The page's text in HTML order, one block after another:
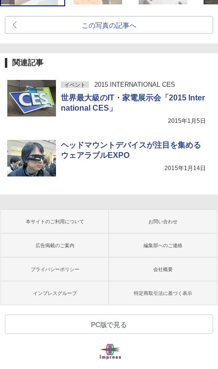
この写真の記事へ
関連記事
イベント 2015 INTERNATIONAL CES
世界最大級のIT・家電展示会「2015 Inter
national CES」
2015年1月5日
ヘッドマウントデバイスが注目を集める
ウェアラブルEXPO
2015年1月14日
本サイトのご利用について お問い合わせ
広告掲載のご案内 編集部へのご連絡
プライバシーポリシー 会社概要
インプレスグループ 特定商取引法に基づく表示
PC版で見る